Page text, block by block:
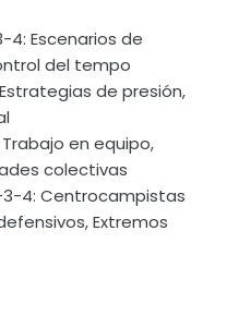
Escenarios de
del tempo
de presión,
en equipo,
colectivas
3-4: Centrocampistas
Extremos